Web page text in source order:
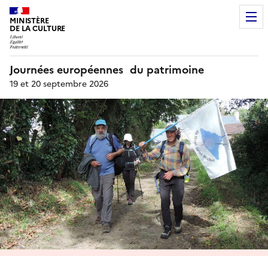
MINISTÈRE
DE LA CULTURE
Journées européennes du patrimoine
19 et 20 septembre 2026